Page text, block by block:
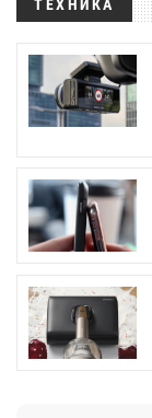
ТЕХНИКА